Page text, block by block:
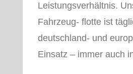
Leistungsverhältnis.
Fahrzeug- flotte ist
deutschland- und
Einsatz – immer auch